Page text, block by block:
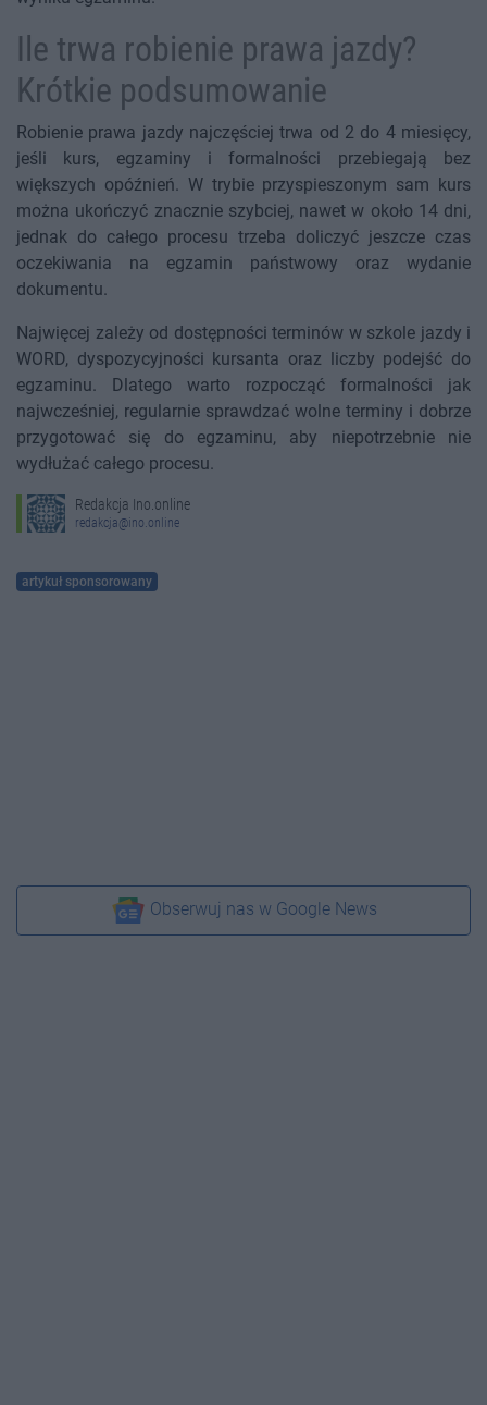
Ile trwa robienie prawa jazdy?
Krótkie podsumowanie
Robienie prawa jazdy najczęściej trwa od 2 do 4 miesięcy,
jeśli kurs, egzaminy i formalności przebiegają bez
większych opóźnień. W trybie przyspieszonym sam kurs
można ukończyć znacznie szybciej, nawet w około 14 dni,
jednak do całego procesu trzeba doliczyć jeszcze czas
oczekiwania na egzamin państwowy oraz wydanie
dokumentu.
Najwięcej zależy od dostępności terminów w szkole jazdy i
WORD, dyspozycyjności kursanta oraz liczby podejść do
egzaminu. Dlatego warto rozpocząć formalności jak
najwcześniej, regularnie sprawdzać wolne terminy i dobrze
przygotować się do egzaminu, aby niepotrzebnie nie
wydłużać całego procesu.
Redakcja Ino.online
redakcja@ino.online
artykuł sponsorowany
Obserwuj nas w Google News